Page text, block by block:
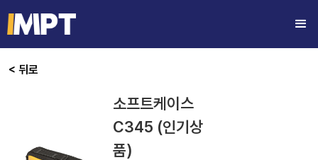
< 뒤로
소프트케이스
C345 (인기상
품)